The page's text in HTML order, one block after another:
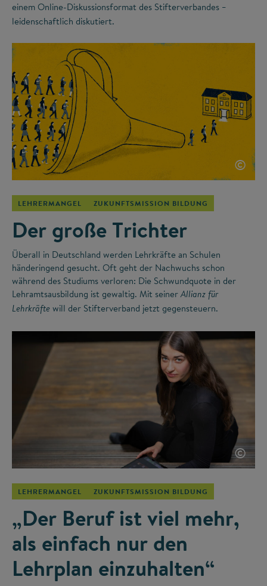
einem Online-Diskussionsformat des Stifterverbandes –
leidenschaftlich diskutiert.
©
LEHRERMANGEL ZUKUNFTSMISSION BILDUNG
Der große Trichter
Überall in Deutschland werden Lehrkräfte an Schulen
händeringend gesucht. Oft geht der Nachwuchs schon
während des Studiums verloren: Die Schwundquote in der
Lehramtsausbildung ist gewaltig. Mit seiner Allianz für
Lehrkräfte will der Stifterverband jetzt gegensteuern.
©
LEHRERMANGEL ZUKUNFTSMISSION BILDUNG
„Der Beruf ist viel mehr,
als einfach nur den
Lehrplan einzuhalten“